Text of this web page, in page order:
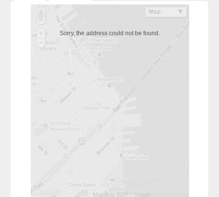
Sorry, the address could not be found.